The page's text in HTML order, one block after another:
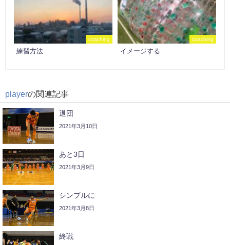
coaching
練習方法
coaching
イメージする
playerの関連記事
退団
2021年3月10日
あと3日
2021年3月9日
シンプルに
2021年3月8日
終戦